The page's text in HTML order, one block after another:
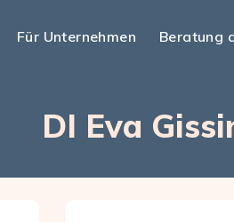
Für Unternehmen Beratung
DI Eva